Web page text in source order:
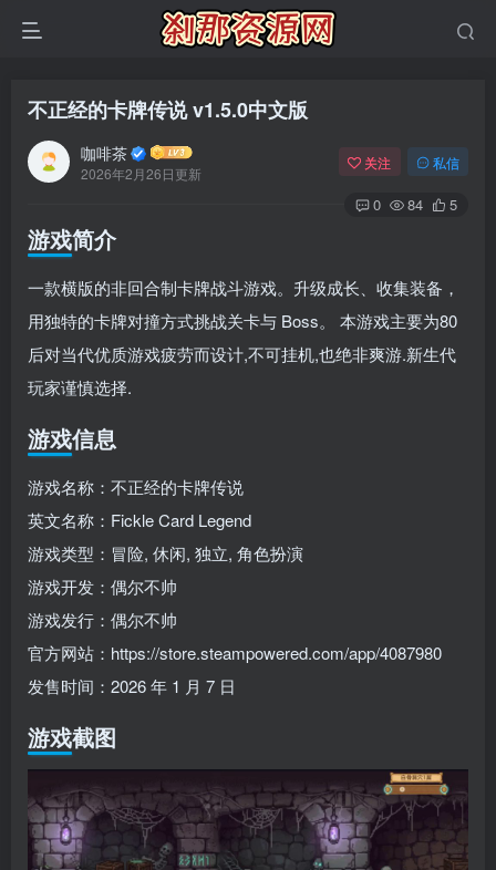
不正经的卡牌传说 v1.5.0中文版
咖啡茶
2026年2月26日更新
关注 私信
0 84 5
游戏简介
一款横版的非回合制卡牌战斗游戏。升级成长、收集装备，
用独特的卡牌对撞方式挑战关卡与 Boss。 本游戏主要为80
后对当代优质游戏疲劳而设计,不可挂机,也绝非爽游.新生代
玩家谨慎选择.
游戏信息
游戏名称：不正经的卡牌传说
英文名称：Fickle Card Legend
游戏类型：冒险, 休闲, 独立, 角色扮演
游戏开发：偶尔不帅
游戏发行：偶尔不帅
官方网站：https://store.steampowered.com/app/4087980
发售时间：2026 年 1 月 7 日
游戏截图